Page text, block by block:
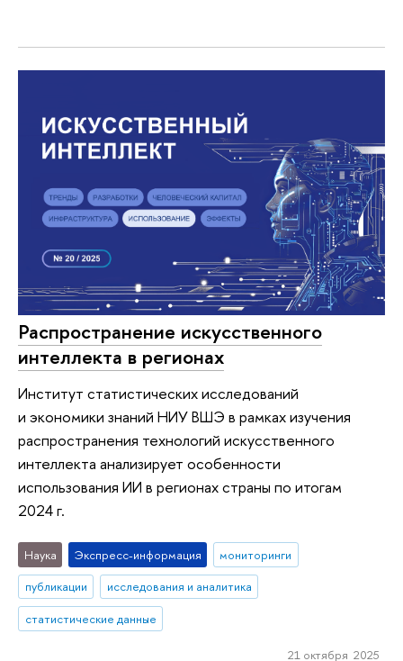
Распространение искусственного
интеллекта в регионах
Институт статистических исследований
и экономики знаний НИУ ВШЭ в рамках изучения
распространения технологий искусственного
интеллекта анализирует особенности
использования ИИ в регионах страны по итогам
2024 г.
Наука Экспресс-информация
мониторинги
публикации
исследования и аналитика
статистические данные
21 октября 2025